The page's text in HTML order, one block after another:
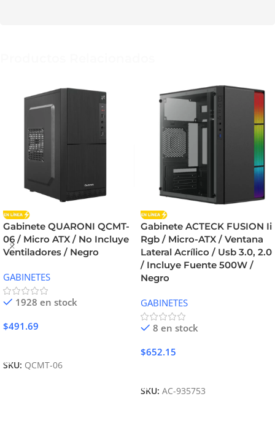
Gabinete QUARONI QCMT-
06 / Micro ATX / No Incluye
Ventiladores / Negro
GABINETES
1928 en stock
$491.69
SKU: QCMT-06
Gabinete ACTECK FUSION Ii
Rgb / Micro-ATX / Ventana
Lateral Acrílico / Usb 3.0, 2.0
/ Incluye Fuente 500W /
Negro
GABINETES
8 en stock
$652.15
SKU: AC-935753